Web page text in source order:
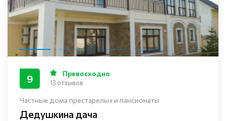
Частные дома престарелых и пансионаты
Дедушкина дача
9 Превосходно
13 отзывов